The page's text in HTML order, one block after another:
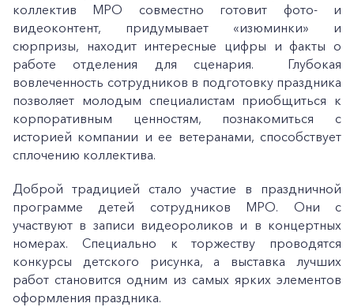
коллектив МРО совместно готовит фото- и
видеоконтент, придумывает «изюминки» и
сюрпризы, находит интересные цифры и факты о
работе отделения для сценария. Глубокая
вовлеченность сотрудников в подготовку праздника
позволяет молодым специалистам приобщиться к
корпоративным ценностям, познакомиться с
историей компании и ее ветеранами, способствует
сплочению коллектива.
Доброй традицией стало участие в праздничной
программе детей сотрудников МРО. Они с
участвуют в записи видеороликов и в концертных
номерах. Специально к торжеству проводятся
конкурсы детского рисунка, а выставка лучших
работ становится одним из самых ярких элементов
оформления праздника.